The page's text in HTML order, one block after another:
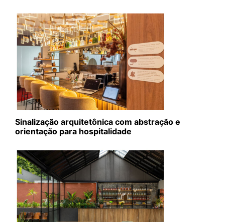
Sinalização arquitetônica com abstração e
orientação para hospitalidade